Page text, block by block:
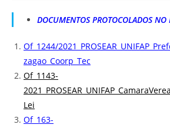
DOCUMENTOS PROTOCOLADOS
Of_1244/
zagao_Coorp_Tec
Of_1143-
Lei
Of_163-